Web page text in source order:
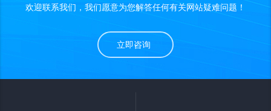
欢迎联系我们，我们愿意为您解答任何有关网站疑难问题！
立即咨询